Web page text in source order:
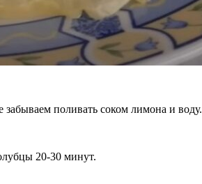
поливать соком лимона и воду.
20-30 минут.